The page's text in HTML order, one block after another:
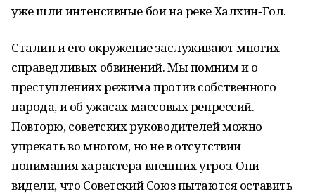
уже шли интенсивные бои на реке Халхин‑Гол.
Сталин и его окружение заслуживают многих
справедливых обвинений. Мы помним и о
преступлениях режима против собственного
народа, и об ужасах массовых репрессий.
Повторю, советских руководителей можно
упрекать во многом, но не в отсутствии
понимания характера внешних угроз. Они
видели, что Советский Союз пытаются оставить